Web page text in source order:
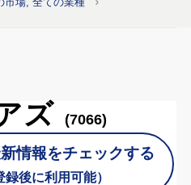
ズ (7066)
情報をチェックする
録後に利用可能）